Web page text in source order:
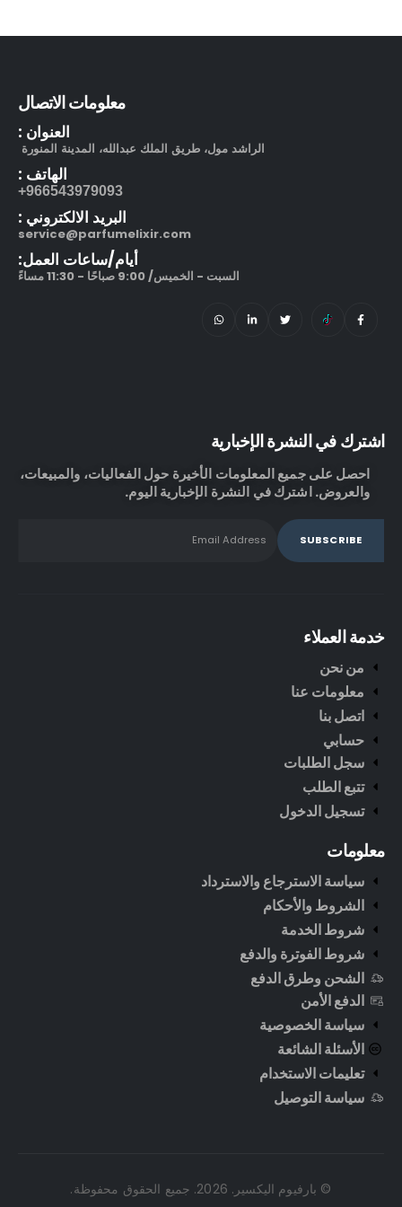
معلومات الاتصال
العنوان :
الراشد مول، طريق الملك عبدالله، المدينة المنورة
الهاتف :
966543979093+
البريد الالكتروني :
service@parfumelixir.com
أيام/ساعات العمل:
السبت - الخميس/ 9:00 صباحًا - 11:30 مساءً
اشترك في النشرة الإخبارية
احصل على جميع المعلومات الأخيرة حول الفعاليات، والمبيعات،
والعروض. اشترك في النشرة الإخبارية اليوم.
خدمة العملاء
من نحن
معلومات عنا
اتصل بنا
حسابي
سجل الطلبات
تتبع الطلب
تسجيل الدخول
معلومات
سياسة الاسترجاع والاسترداد
الشروط والأحكام
شروط الخدمة
شروط الفوترة والدفع
الشحن وطرق الدفع
الدفع الأمن
سياسة الخصوصية
الأسئلة الشائعة
تعليمات الاستخدام
سياسة التوصيل
© بارفيوم اليكسير. 2026. جميع الحقوق محفوظة.